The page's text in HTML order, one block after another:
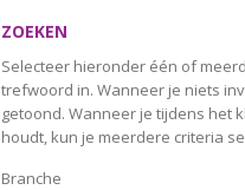
ZOEKEN
Selecteer hieronder één of
trefwoord in. Wanneer je niets
getoond. Wanneer je tijdens het
houdt, kun je meerdere criteria
Branche